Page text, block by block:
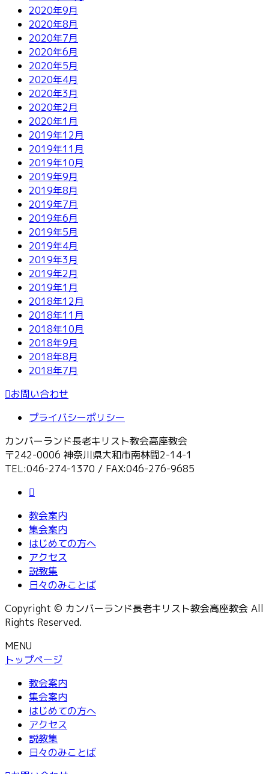
2020年9月
2020年8月
2020年7月
2020年6月
2020年5月
2020年4月
2020年3月
2020年2月
2020年1月
2019年12月
2019年11月
2019年10月
2019年9月
2019年8月
2019年7月
2019年6月
2019年5月
2019年4月
2019年3月
2019年2月
2019年1月
2018年12月
2018年11月
2018年10月
2018年9月
2018年8月
2018年7月
お問い合わせ
プライバシーポリシー
カンバーランド長老キリスト教会高座教会
〒242-0006 神奈川県大和市南林間2-14-1
TEL:046-274-1370 / FAX:046-276-9685
教会案内
集会案内
はじめての方へ
アクセス
説教集
日々のみことば
Copyright © カンバーランド長老キリスト教会高座教会 All
Rights Reserved.
MENU
トップページ
教会案内
集会案内
はじめての方へ
アクセス
説教集
日々のみことば